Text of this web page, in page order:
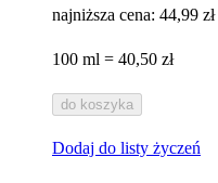
najniższa cena: 44,99 zł
100 ml = 40,50 zł
do koszyka
Dodaj do listy życzeń